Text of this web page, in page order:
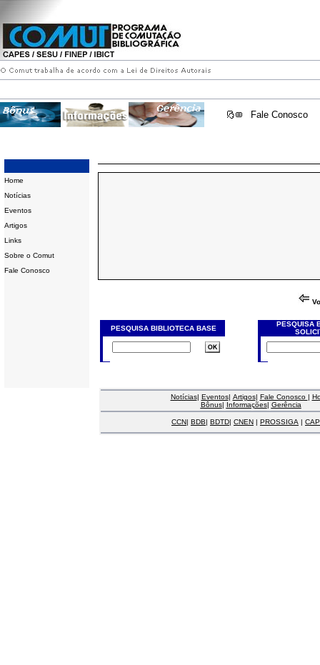
Fale Conosco
Home
Notícias
Eventos
Artigos
Links
Sobre o Comut
Fale Conosco
PESQUISA BIBLIOTECA BASE
PESQUISA
Notícias| Eventos| Artigos| Fale Conosco |
Bônus| Informações| Gerência
CCN| BDB| BDTD| CNEN | PROSSIGA |